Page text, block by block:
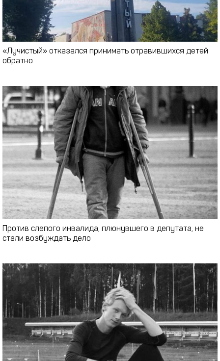
«Лучистый» отказался принимать отравившихся детей
обратно
Против слепого инвалида, плюнувшего в депутата, не
стали возбуждать дело